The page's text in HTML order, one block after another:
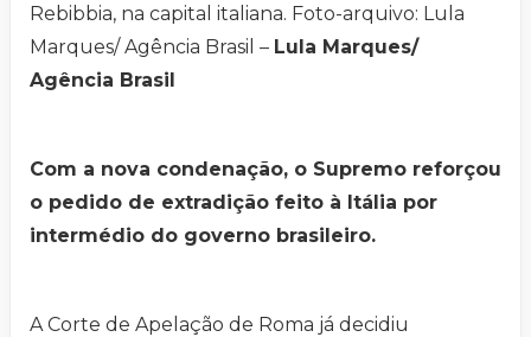
Rebibbia, na capital italiana. Foto-arquivo: Lula
Marques/ Agência Brasil – Lula Marques/
Agência Brasil
Com a nova condenação, o Supremo reforçou
o pedido de extradição feito à Itália por
intermédio do governo brasileiro.
A Corte de Apelação de Roma já decidiu